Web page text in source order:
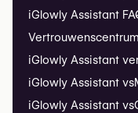
iGlowly Assistant
Vertrouwenscentrum
iGlowly Assistant
iGlowly Assistant vs
iGlowly Assistant vs